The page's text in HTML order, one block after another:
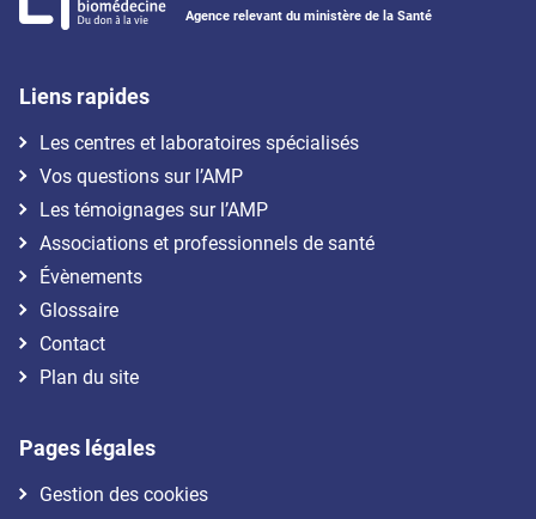
Agence relevant du ministère de la Santé
Liens rapides
Les centres et laboratoires spécialisés
Vos questions sur l’AMP
Les témoignages sur l’AMP
Associations et professionnels de santé
Évènements
Glossaire
Contact
Plan du site
Pages légales
Gestion des cookies